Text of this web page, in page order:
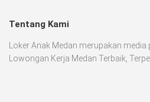
Tentang Kami
Loker Anak Medan merupakan
Lowongan Kerja Medan Terbaik,